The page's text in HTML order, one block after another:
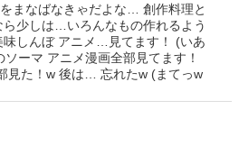
まなばなきゃだよな… 創作料理と
少しは…いろんなもの作れるよう
しんぼ アニメ…見てます！ (いあ
ーマ アニメ漫画全部見てます！
見た！w 後は… 忘れたw (まてっw